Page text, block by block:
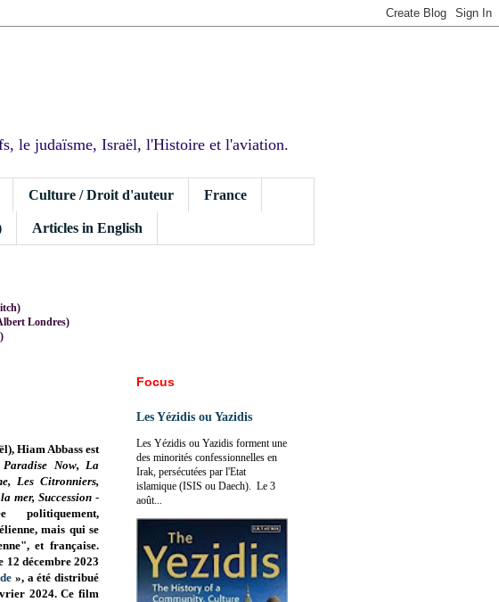
le judaïsme, Israël, l'Histoire et l'aviation.
Culture / Droit d'auteur France
Articles in English
Londres)
Hiam Abbass est
Now, La
Les Citronniers,
mer, Succession-
politiquement,
mais qui se
et française.
12 décembre 2023
», a été distribué
2024. Cefilm
Focus
Les Yézidis ou Yazidis
Les Yézidis ou Yazidis forment une
des minorités confessionnelles en
Irak, persécutées par l'Etat
islamique (ISIS ou Daech). Le 3
août...